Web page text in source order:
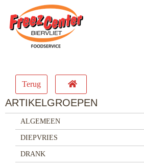
Terug
ARTIKELGROEPEN
ALGEMEEN
DIEPVRIES
DRANK